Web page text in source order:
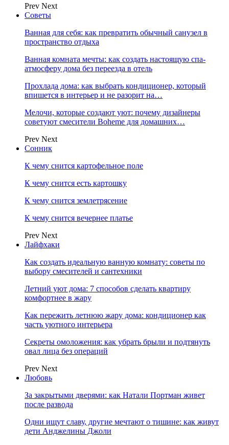
Prev Next
Советы
Ванная для себя: как превратить обычный санузел в
пространство отдыха
Ванная комната мечты: как создать настоящую спа-
атмосферу дома без переезда в отель
Прохлада дома: как выбрать кондиционер, который
впишется в интерьер и не разорит на…
Мелочи, которые создают уют: почему дизайнеры
советуют смесители Boheme для домашних…
Prev Next
Сонник
К чему снится картофельное поле
К чему снится есть картошку
К чему снится землетрясение
К чему снится вечернее платье
Prev Next
Лайфхаки
Как создать идеальную ванную комнату: советы по
выбору смесителей и сантехники
Летний уют дома: 7 способов сделать квартиру
комфортнее в жару
Как пережить летнюю жару дома: кондиционер как
часть уютного интерьера
Секреты омоложения: как убрать брыли и подтянуть
овал лица без операций
Prev Next
Любовь
За закрытыми дверями: как Натали Портман живет
после развода
Одни ищут славу, другие мечтают о тишине: как живут
дети Анджелины Джоли